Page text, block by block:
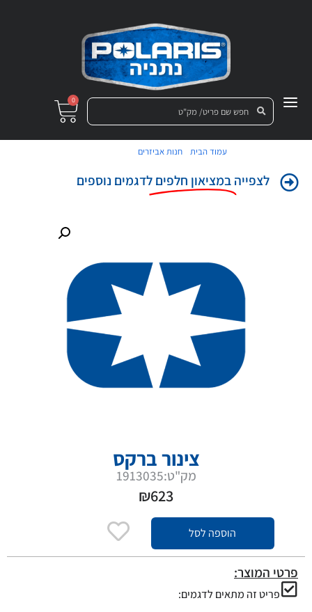
0
עמוד הבית חנות אביזרים
לצפייהבמציאון חלפים לדגמים נוספים
צינור ברקס
מק"ט:1913035
₪623
הוספה לסל
פרטי המוצר:
פריט זה מתאים לדגמים: